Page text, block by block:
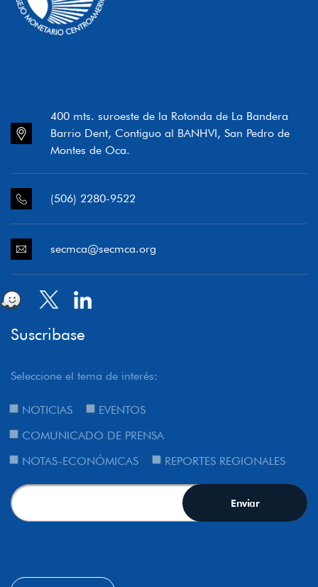
400 mts. suroeste de la Rotonda de La Bandera
Barrio Dent, Contiguo al BANHVI, San Pedro de
Montes de Oca.
(506) 2280-9522
secmca@secmca.org
Suscribase
Seleccione el tema de interés:
NOTICIAS
EVENTOS
COMUNICADO DE PRENSA
NOTAS-ECONÓMICAS
REPORTES REGIONALES